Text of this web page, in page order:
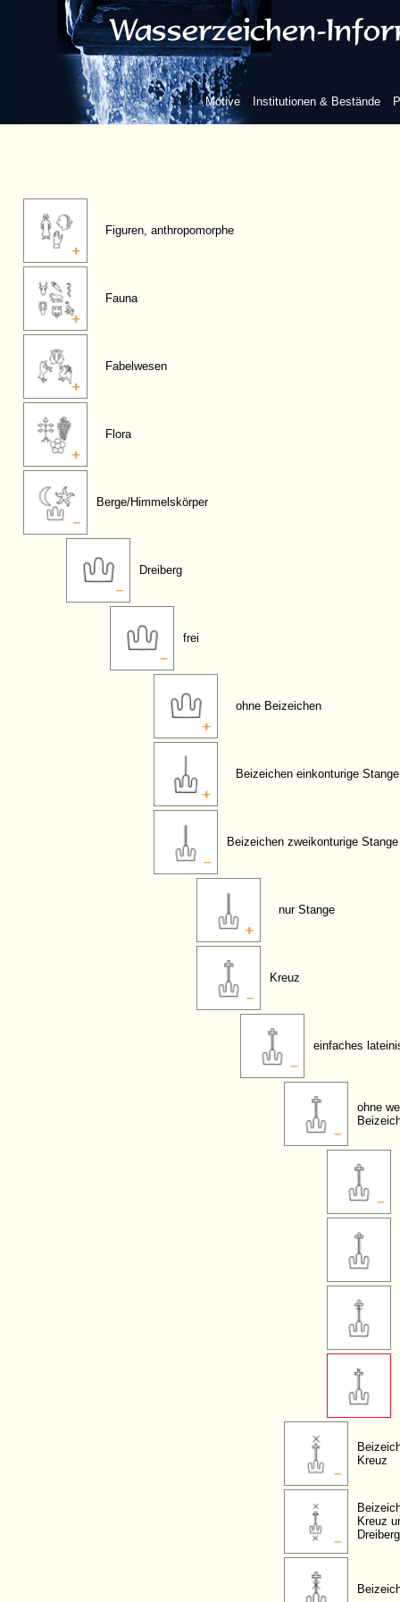
Motive Institutionen & Bestände
Figuren, anthropomorphe
Fauna
Fabelwesen
Flora
Berge/Himmelskörper
Dreiberg
frei
ohne Beizeichen
Beizeichen einkonturige Stange
Beizeichen zweikonturige Stange
nur Stange
Kreuz
einfaches
ohne
Kreuz
Kreuz
Dreiberg